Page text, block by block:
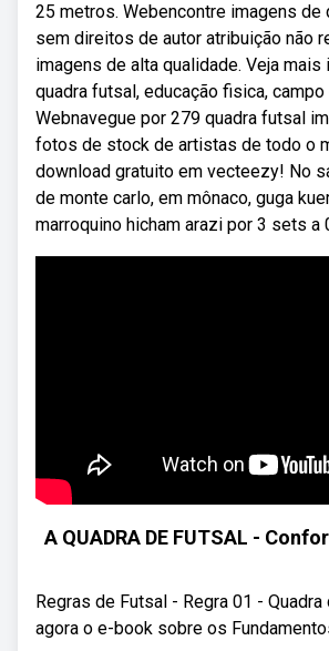
25 metros. Webencontre imagens de
sem direitos de autor atribuição não
imagens de alta qualidade. Veja
quadra futsal, educação fisica,
Webnavegue por 279 quadra futsal
fotos de stock de artistas de todo o
download gratuito em vecteezy! No
de monte carlo, em mônaco, guga
marroquino hicham arazi por 3 sets a
A QUADRA DE FUTSAL -
Regras de Futsal - Regra 01 -
agora o e-book sobre os